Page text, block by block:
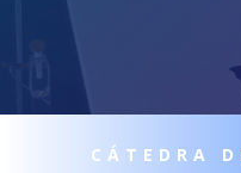
CÁTEDRA